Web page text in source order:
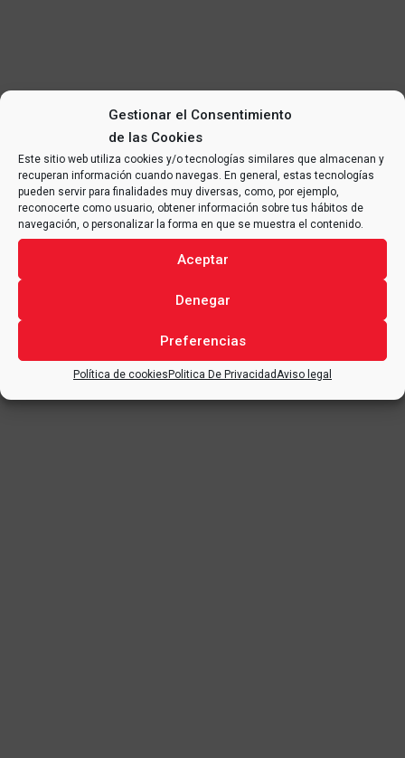
Gestionar el Consentimiento
de las Cookies
Este sitio web utiliza cookies y/o tecnologías similares que almacenan y
recuperan información cuando navegas. En general, estas tecnologías
pueden servir para finalidades muy diversas, como, por ejemplo,
reconocerte como usuario, obtener información sobre tus hábitos de
navegación, o personalizar la forma en que se muestra el contenido.
Aceptar
Denegar
Preferencias
Política de cookies Politica De PrivacidadAviso legal